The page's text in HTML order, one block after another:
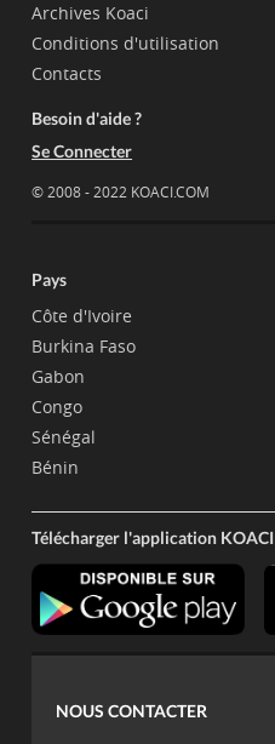
Archives Koaci
Conditions d'utilisation
Contacts
Besoin d'aide ?
Se Connecter
© 2008 - 2022 KOACI.COM
Pays
Côte d'Ivoire
Burkina Faso
Gabon
Congo
Sénégal
Bénin
Télécharger l'application KOACI
NOUS CONTACTER